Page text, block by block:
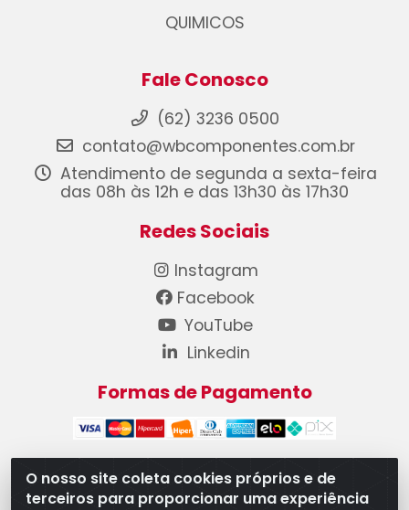
O nosso site coleta cookies próprios e de
terceiros para proporcionar uma experiência
QUIMICOS
Fale Conosco
(62) 3236 0500
contato@wbcomponentes.com.br
Atendimento de segunda a sexta-feira
das 08h às 12h e das 13h30 às 17h30
Redes Sociais
Instagram
Facebook
YouTube
Linkedin
Formas de Pagamento
WB Componentes Automotivos LTDA - CNPJ